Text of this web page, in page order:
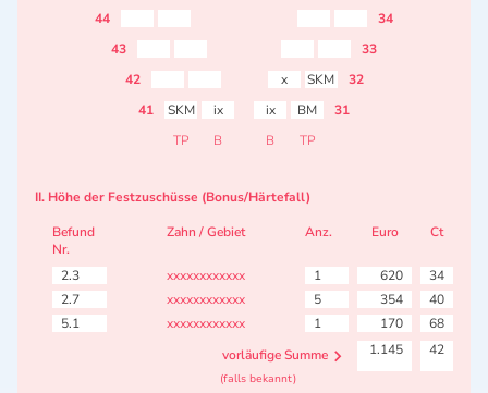
44
34
43
33
42
x SKM
32
41
SKM ix ix BM
31
TP
B B TP
II. Höhe der Festzuschüsse (Bonus/Härtefall)
Befund
Nr.
Zahn / Gebiet Anz. Euro Ct
2.3 xxxxxxxxxxxx 1 620
34
2.7
xxxxxxxxxxxx 5 354
40
5.1
xxxxxxxxxxxx 1 170
68
vorläufige Summe
1.145 42
(falls bekannt)